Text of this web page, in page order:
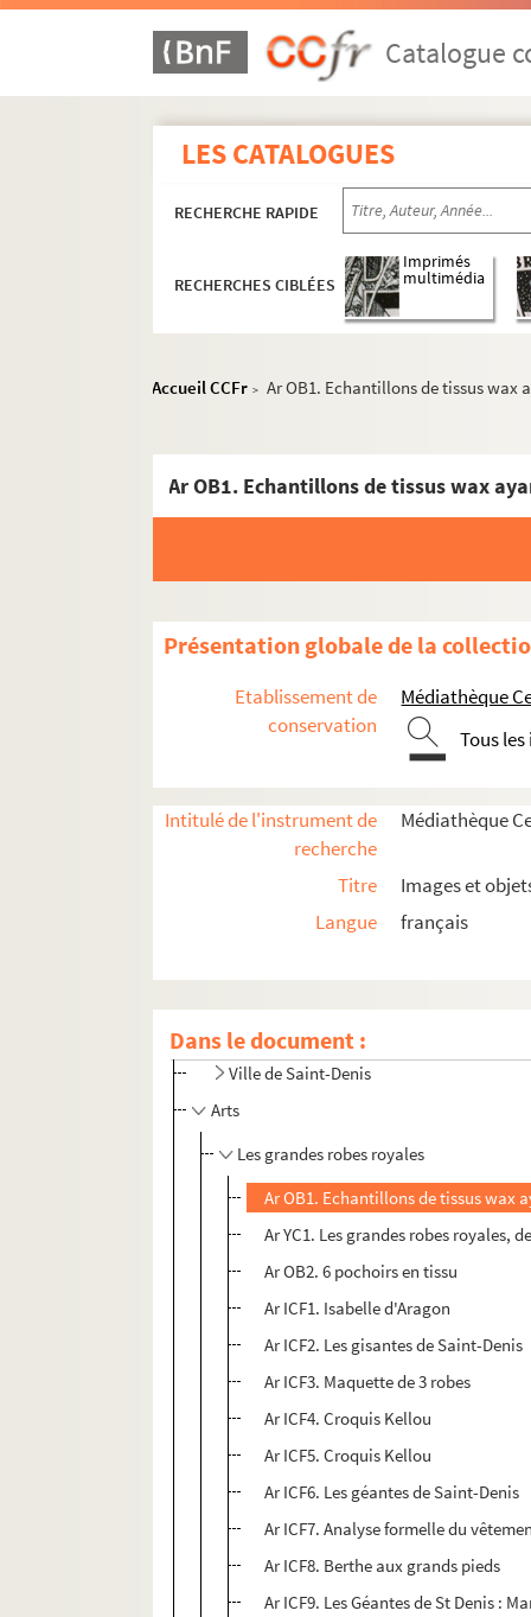
Catalogue
LES CATALOGUES
RECHERCHE RAPIDE
RECHERCHES CIBLÉES
Imprimés
multimédia
Accueil CCFr > Ar OB1. Echantillons de tissus wax
Ar OB1. Echantillons de tissus wax
Présentation globale de la
Etablissement de
conservation
Médiathèque
Tous
Intitulé de l'instrument de
recherche
Médiathèque
Titre
Images et
Langue
français
Dans le document :
Saint-Denis et sa région
Ville de Saint-Denis
Arts
Les grandes robes royales
Ar OB1. Echantillons de tissus wax
Ar YC1. Les grandes robes royales,
Ar OB2. 6 pochoirs en tissu
Ar ICF1. Isabelle d'Aragon
Ar ICF2. Les gisantes de Saint-Denis
Ar ICF3. Maquette de 3 robes
Ar ICF4. Croquis Kellou
Ar ICF5. Croquis Kellou
Ar ICF6. Les géantes de Saint-Denis
Ar ICF7. Analyse formelle du
Ar ICF8. Berthe aux grands pieds
Ar ICF9. Les Géantes de St Denis :